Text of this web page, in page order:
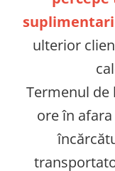
ulterior
Termenul de
ore în